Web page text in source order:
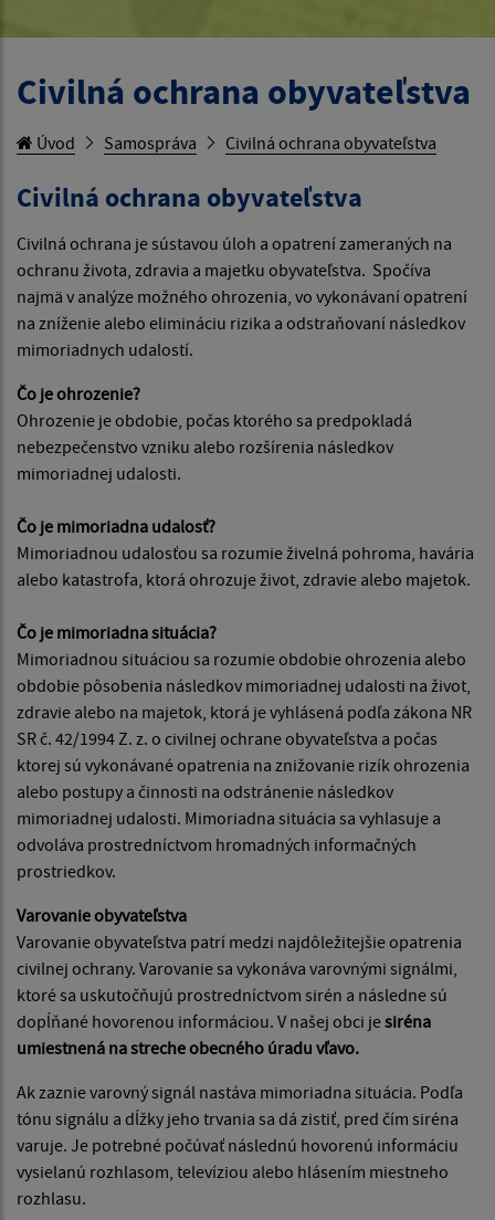
Civilná ochrana obyvateľstva
Úvod Samospráva Civilná ochrana obyvateľstva
Civilná ochrana obyvateľstva
Civilná ochrana je sústavou úloh a opatrení zameraných na
ochranu života, zdravia a majetku obyvateľstva. Spočíva
najmä v analýze možného ohrozenia, vo vykonávaní opatrení
na zníženie alebo elimináciu rizika a odstraňovaní následkov
mimoriadnych udalostí.
Čo je ohrozenie?
Ohrozenie je obdobie, počas ktorého sa predpokladá
nebezpečenstvo vzniku alebo rozšírenia následkov
mimoriadnej udalosti.
Čo je mimoriadna udalosť?
Mimoriadnou udalosťou sa rozumie živelná pohroma, havária
alebo katastrofa, ktorá ohrozuje život, zdravie alebo majetok.
Čo je mimoriadna situácia?
Mimoriadnou situáciou sa rozumie obdobie ohrozenia alebo
obdobie pôsobenia následkov mimoriadnej udalosti na život,
zdravie alebo na majetok, ktorá je vyhlásená podľa zákona NR
SR č. 42/1994 Z. z. o civilnej ochrane obyvateľstva a počas
ktorej sú vykonávané opatrenia na znižovanie rizík ohrozenia
alebo postupy a činnosti na odstránenie následkov
mimoriadnej udalosti. Mimoriadna situácia sa vyhlasuje a
odvoláva prostredníctvom hromadných informačných
prostriedkov.
Varovanie obyvateľstva
Varovanie obyvateľstva patrí medzi najdôležitejšie opatrenia
civilnej ochrany. Varovanie sa vykonáva varovnými signálmi,
ktoré sa uskutočňujú prostredníctvom sirén a následne sú
dopĺňané hovorenou informáciou. V našej obci jesiréna
umiestnená na streche obecného úradu vľavo.
Ak zaznie varovný signál nastáva mimoriadna situácia. Podľa
tónu signálu a dĺžky jeho trvania sa dá zistiť, pred čím siréna
varuje. Je potrebné počúvať následnú hovorenú informáciu
vysielanú rozhlasom, televíziou alebo hlásením miestneho
rozhlasu.